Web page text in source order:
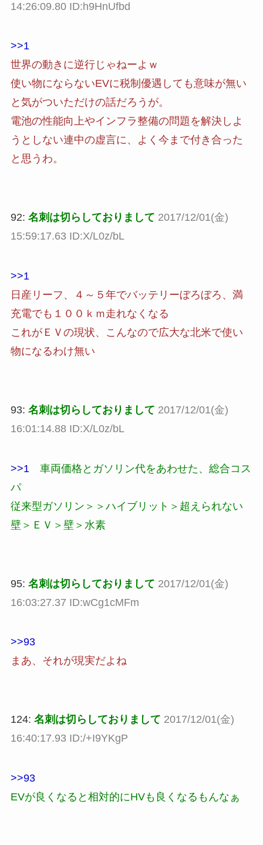
14:26:09.80 ID:h9HnUfbd
>>1
世界の動きに逆行じゃねーよｗ
使い物にならないEVに税制優遇しても意味が無い
と気がついただけの話だろうが。
電池の性能向上やインフラ整備の問題を解決しよ
うとしない連中の虚言に、よく今まで付き合った
と思うわ。
92: 名刺は切らしておりまして 2017/12/01(金)
15:59:17.63 ID:X/L0z/bL
>>1
日産リーフ、４～５年でバッテリーぼろぼろ、満
充電でも１００ｋｍ走れなくなる
これがＥＶの現状、こんなので広大な北米で使い
物になるわけ無い
93: 名刺は切らしておりまして 2017/12/01(金)
16:01:14.88 ID:X/L0z/bL
>>1 車両価格とガソリン代をあわせた、総合コス
パ
従来型ガソリン＞＞ハイブリット＞超えられない
壁＞ＥＶ＞壁＞水素
95: 名刺は切らしておりまして 2017/12/01(金)
16:03:27.37 ID:wCg1cMFm
>>93
まあ、それが現実だよね
124: 名刺は切らしておりまして 2017/12/01(金)
16:40:17.93 ID:/+I9YKgP
>>93
EVが良くなると相対的にHVも良くなるもんなぁ